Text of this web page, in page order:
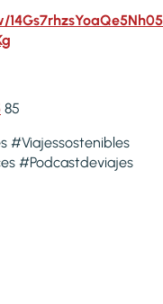
85
#Viajessostenibles
#Podcastdeviajes